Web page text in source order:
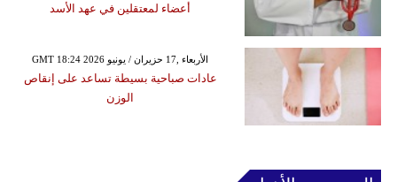
أعضاء لمعتقلين في عهد الأسد
GMT 18:24 2026 الأربعاء ,17 حزيران / يونيو
عادات صباحية بسيطة تساعد على إنقاص
الوزن